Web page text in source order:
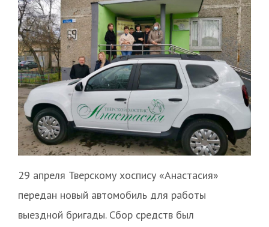
29 апреля Тверскому хоспису «Анастасия»
передан новый автомобиль для работы
выездной бригады. Сбор средств был